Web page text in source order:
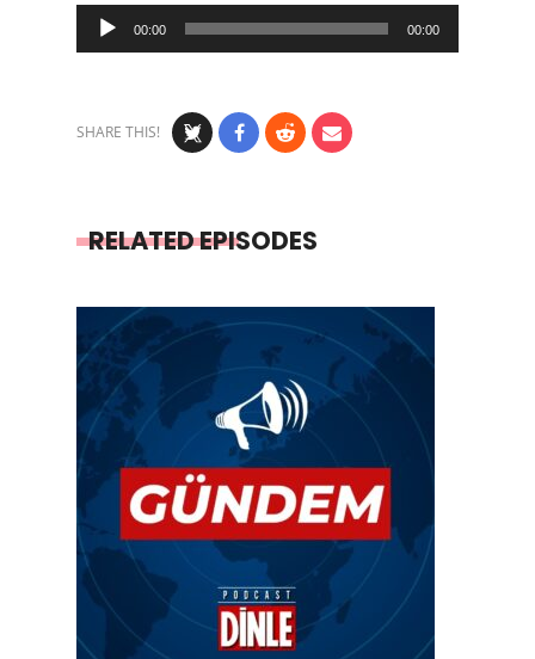
Audio
Player
00:00 00:00
SHARE THIS!
RELATED EPISODES